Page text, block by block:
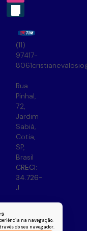
na navegação.
do seu navegador.
(11)
97417-
8061
Rua
Pinhal,
72,
Jardim
Sabiá,
Cotia,
SP,
Brasil
CRECI:
34.726-
J